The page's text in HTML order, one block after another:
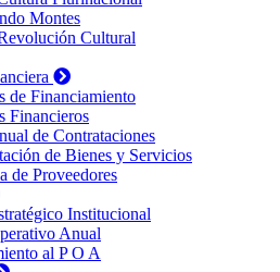
Montes
Cultural
de Financiamiento
Financieros
de Contrataciones
de Bienes y Servicios
de Proveedores
Institucional
Anual
al P O A